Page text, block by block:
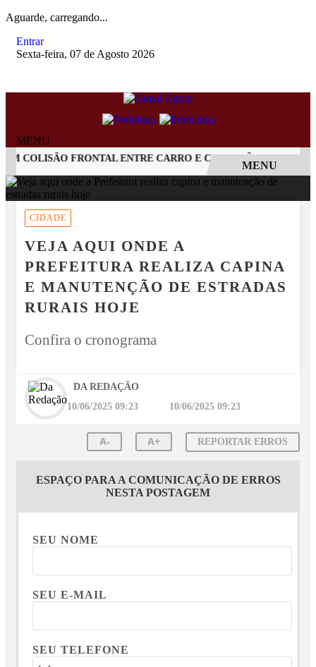
Aguarde, carregando...
Entrar
Sexta-feira, 07 de Agosto 2026
MENU
COLISÃO FRONTAL ENTRE CARRO E CAMINHÃO NA BR-262
EM ALTA
MENU
CIDADE
VEJA AQUI ONDE A
PREFEITURA REALIZA CAPINA
E MANUTENÇÃO DE ESTRADAS
RURAIS HOJE
Confira o cronograma
DA REDAÇÃO
10/06/2025 09:23 10/06/2025 09:23
A- A+ REPORTAR ERROS
ESPAÇO PARA A COMUNICAÇÃO DE ERROS
NESTA POSTAGEM
SEU NOME
SEU E-MAIL
SEU TELEFONE